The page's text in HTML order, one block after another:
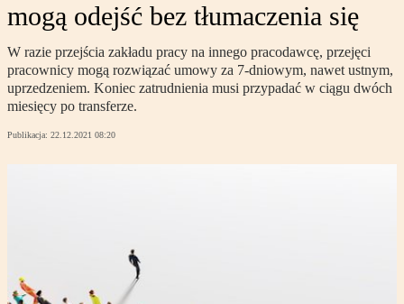
mogą odejść bez tłumaczenia się
W razie przejścia zakładu pracy na innego pracodawcę, przejęci
pracownicy mogą rozwiązać umowy za 7-dniowym, nawet ustnym,
uprzedzeniem. Koniec zatrudnienia musi przypadać w ciągu dwóch
miesięcy po transferze.
Publikacja: 22.12.2021 08:20